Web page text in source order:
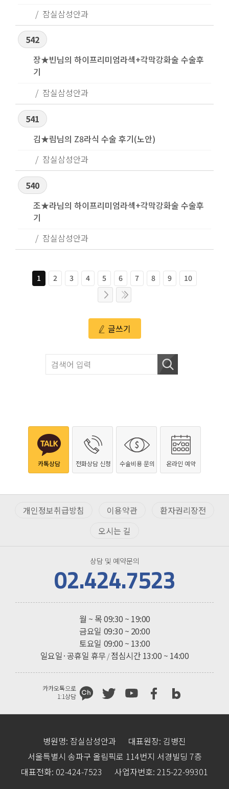
잠실삼성안과
542
장★빈님의 하이프리미엄라섹+각막강화술 수술후
기
잠실삼성안과
541
김★림님의 Z8라식 수술 후기(노안)
잠실삼성안과
540
조★라님의 하이프리미엄라섹+각막강화술 수술후
기
잠실삼성안과
1 2 3 4 5 6 7 8 9 10
글쓰기
카톡상담 전화상담 신청 수술비용 문의 온라인 예약
개인정보취급방침 이용약관
환자권리장전
오시는 길
상담 및 예약문의
02.424.7523
진료시간
월 ~ 목09:30 ~ 19:00
금요일 09:30 ~ 20:00
토요일 09:00 ~ 13:00
일요일·공휴일 휴무 /점심시간 13:00 ~ 14:00
카카오톡으로
1:1상담
병원명: 잠실삼성안과
대표원장: 김병진
서울특별시 송파구 올림픽로 114번지 서경빌딩 7층
대표전화: 02-424-7523
사업자번호: 215-22-99301